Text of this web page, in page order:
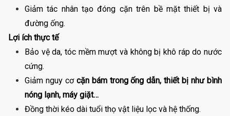
Giảm tác nhân tạo đóng cặn trên bề mặt thiết bị và
đường ống.
Lợi ích thực tế
Bảo vệ da, tóc mềm mượt và không bị khô ráp do nước
cứng.
Giảm nguy cơ cặn bám trong ống dẫn, thiết bị như bình
nóng lạnh, máy giặt…
Đồng thời kéo dài tuổi thọ vật liệu lọc và hệ thống.